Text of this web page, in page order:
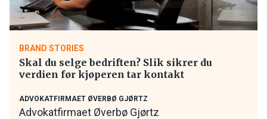
BRAND STORIES
Skal du selge bedriften? Slik sikrer du
verdien før kjøperen tar kontakt
ADVOKATFIRMAET ØVERBØ GJØRTZ
Advokatfirmaet Øverbø Gjørtz